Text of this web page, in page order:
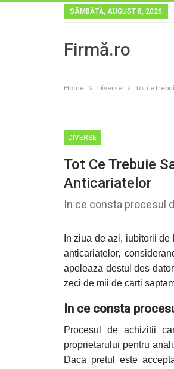
SÂMBĂTĂ, AUGUST 8, 2026
Firmă.ro
Home Diverse Tot ce
DIVERSE
Tot Ce Trebuie
Anticariatelor
In ce consta procesul
In ziua de azi, iubitorii
anticariatelor,
apeleaza destul des
zeci de mii de carti
In ce consta
Procesul de achizitii
proprietarului pentru
Daca pretul este